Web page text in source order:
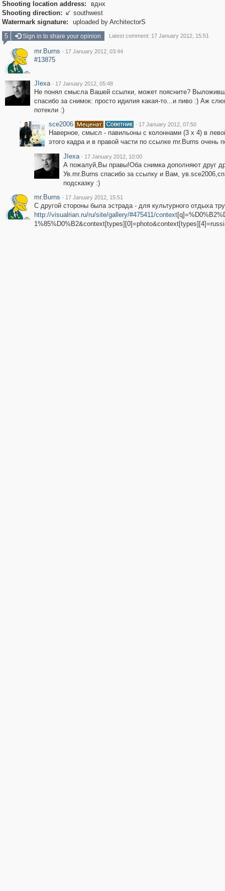
Shooting location address:
вднх
Shooting direction:  southwest
Watermark signature:
uploaded by ArchitectorS
5
Sign in to share your opinion Latest comment: 17 January 2012, 15:51
mr.Burns · 17 January 2012, 03:44
#13875
JIexa · 17 January 2012, 05:48
Не понял смысла Вашей ссылки, может поясните?
спасибо за снимок: просто идилия какая-то...и пиво :) Аж
потекли :)
sce2006
· 17 January 2012, 07:50
Наверное, смысл - павильоны с колоннами (3 х 4) в
этого кадра и в правой части по ссылке mr.Burns очень
JIexa · 17 January 2012, 10:00
А пожалуй,Вы правы!Оба снимка дополняют друг
Ув.mr.Burns спасибо за ссылку и Вам,
подсказку :)
mr.Burns · 17 January 2012, 15:51
С другой стороны была эстрада - для культурного отдыха
http://visualrian.ru/ru/site/gallery/#475411/context